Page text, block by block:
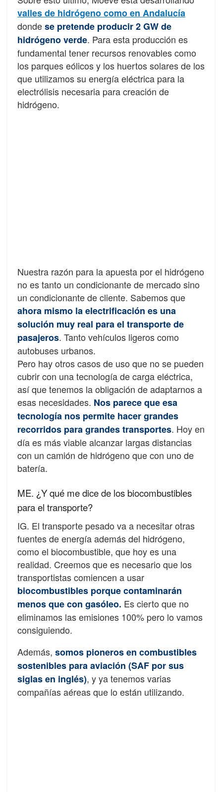
valles de hidrógeno como en Andalucía
dondese pretende producir 2 GW de
hidrógeno verde. Para esta producción es
fundamental tener recursos renovables como
los parques eólicos y los huertos solares de los
que utilizamos su energía eléctrica para la
electrólisis necesaria para creación de
hidrógeno.
Nuestra razón para la apuesta por el hidrógeno
no es tanto un condicionante de mercado sino
un condicionante de cliente. Sabemos que
ahora mismo la electrificación es una
solución muy real para el transporte de
pasajeros. Tanto vehículos ligeros como
autobuses urbanos.
Pero hay otros casos de uso que no se pueden
cubrir con una tecnología de carga eléctrica,
así que tenemos la obligación de adaptarnos a
esas necesidades. Nos parece que esa
tecnología nos permite hacer grandes
recorridos para grandes transportes. Hoy en
día es más viable alcanzar largas distancias
con un camión de hidrógeno que con uno de
batería.
ME. ¿Y qué me dice de los biocombustibles
para el transporte?
IG. El transporte pesado va a necesitar otras
fuentes de energía además del hidrógeno,
como el biocombustible, que hoy es una
realidad. Creemos que es necesario que los
transportistas comiencen a usar
biocombustibles porque contaminarán
menos que con gasóleo. Es cierto que no
eliminamos las emisiones 100% pero lo vamos
consiguiendo.
Además, somos pioneros en combustibles
sostenibles para aviación (SAF por sus
siglas en inglés), y ya tenemos varias
compañías aéreas que lo están utilizando.